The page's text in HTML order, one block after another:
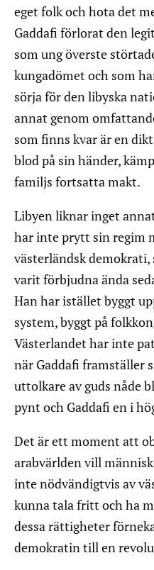
eget folk och hota det
Gaddafi förlorat den
som ung överste
kungadömet och som
sörja för den libyska
annat genom
som finns kvar är en
blod på sin händer,
familjs fortsatta makt.
Libyen liknar inget
har inte prytt sin regim
västerländsk
varit förbjudna ända
Han har istället byggt
system, byggt på
Västerlandet har inte
när Gaddafi framställer
uttolkare av guds nåde
pynt och Gaddafi en i
Det är ett moment att
arabvärlden vill
inte nödvändigtvis av
kunna tala fritt och ha
dessa rättigheter
demokratin till en